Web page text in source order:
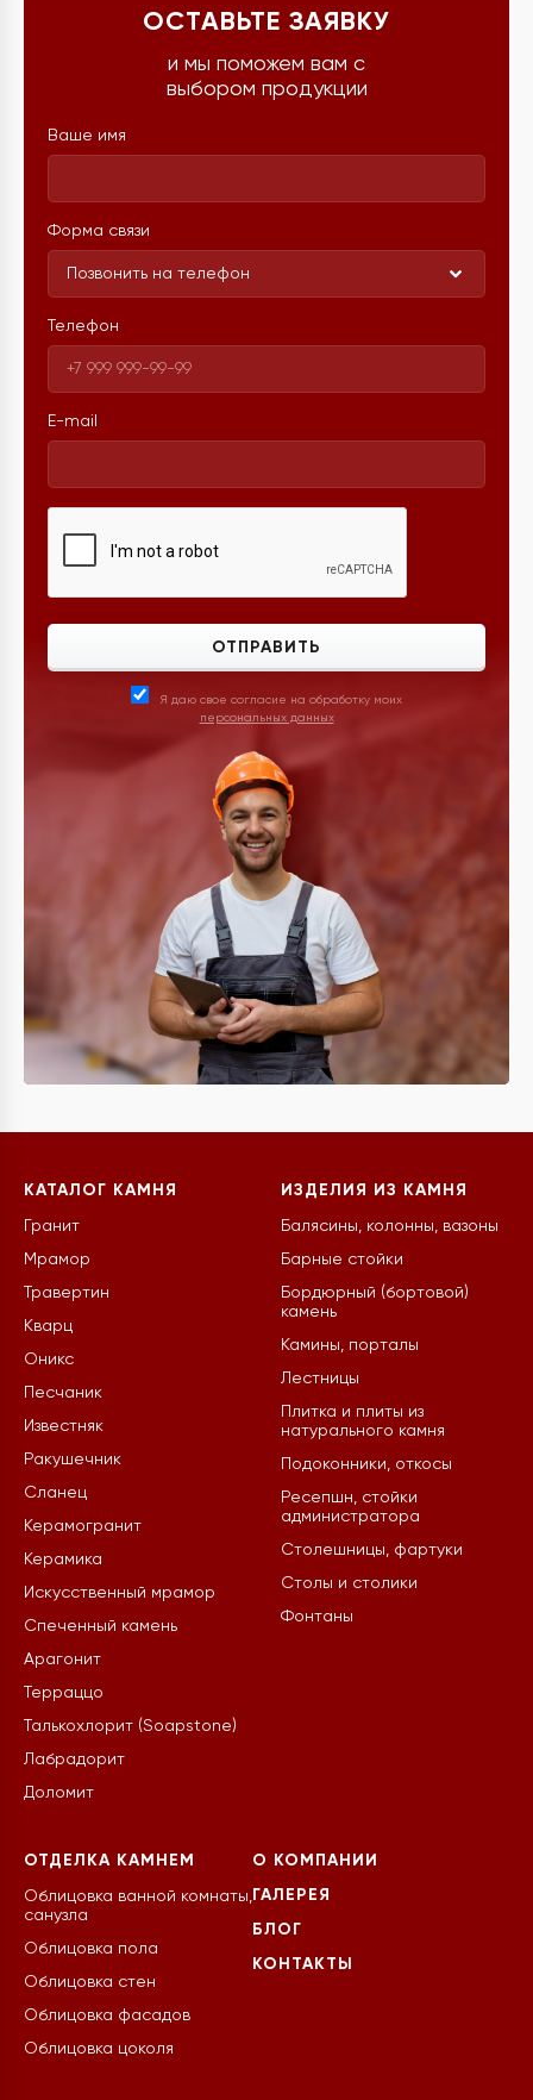
ОСТАВЬТЕ ЗАЯВКУ
и мы поможем вам с
выбором продукции
Ваше имя
Форма связи
Позвонить на телефон
Телефон
E-mail
ОТПРАВИТЬ
Я даю свое согласие на обработку моих
персональных данных
КАТАЛОГ КАМНЯ
Гранит
Мрамор
Травертин
Кварц
Оникс
Песчаник
Известняк
Ракушечник
Сланец
Керамогранит
Керамика
Искусственный мрамор
Спеченный камень
Арагонит
Терраццо
Талькохлорит (Soapstone)
Лабрадорит
Доломит
ИЗДЕЛИЯ ИЗ КАМНЯ
Балясины, колонны, вазоны
Барные стойки
Бордюрный (бортовой)
камень
Камины, порталы
Лестницы
Плитка и плиты из
натурального камня
Подоконники, откосы
Ресепшн, стойки
администратора
Столешницы, фартуки
Столы и столики
Фонтаны
ОТДЕЛКА КАМНЕМ
Облицовка ванной комнаты,
санузла
Облицовка пола
Облицовка стен
Облицовка фасадов
Облицовка цоколя
О КОМПАНИИ
ГАЛЕРЕЯ
БЛОГ
КОНТАКТЫ